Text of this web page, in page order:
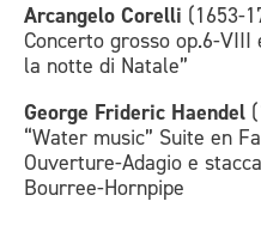
Arcangelo Corelli (1653-
Concerto grosso op.6-
la notte di Natale”
George Frideric Haendel
“Water music” Suite en
Ouverture-Adagio e
Bourree-Hornpipe